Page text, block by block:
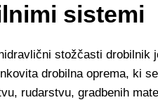
sistemi
stožčasti drobilnik
drobilna oprema, ki
rudarstvu, gradbenih